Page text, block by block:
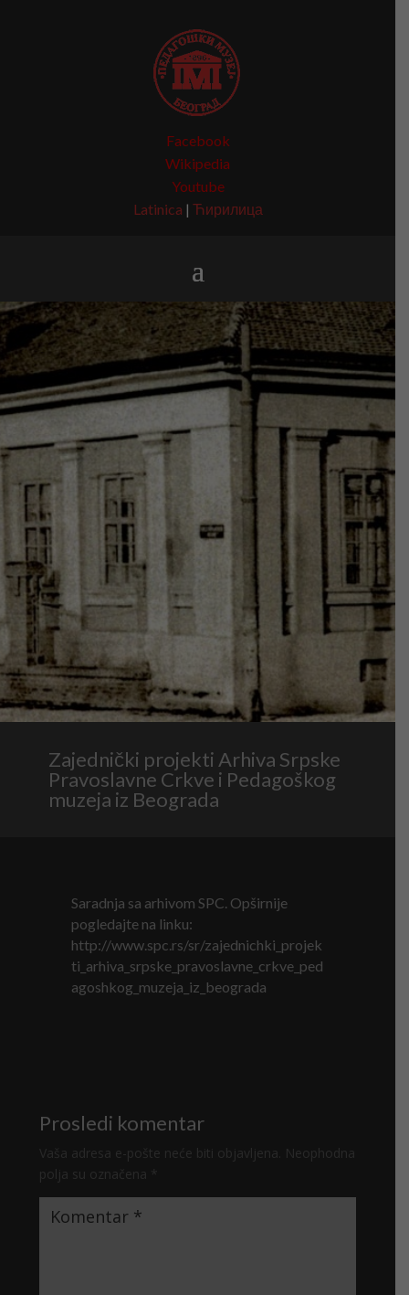
Facebook
Wikipedia
Youtube
Latinica | Ћирилица
Zajednički projekti Arhiva Srpske
Pravoslavne Crkve i Pedagoškog
muzeja iz Beograda
Saradnja sa arhivom SPC. Opširnije
pogledajte na linku:
http://www.spc.rs/sr/zajednichki_projek
ti_arhiva_srpske_pravoslavne_crkve_ped
agoshkog_muzeja_iz_beograda
Prosledi komentar
Vaša adresa e-pošte neće biti objavljena. Neophodna
polja su označena *